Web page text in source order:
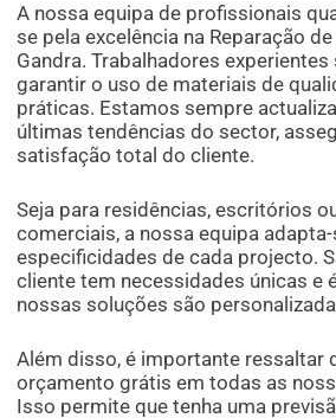
A nossa equipa de profissionais
se pela excelência na Reparação
Gandra. Trabalhadores
garantir o uso de materiais de
práticas. Estamos sempre
últimas tendências do sector,
satisfação total do cliente.
Seja para residências, escritórios
comerciais, a nossa equipa adapta-
especificidades de cada projecto.
cliente tem necessidades únicas e
nossas soluções são
Além disso, é importante ressaltar
orçamento grátis em todas as
Isso permite que tenha uma